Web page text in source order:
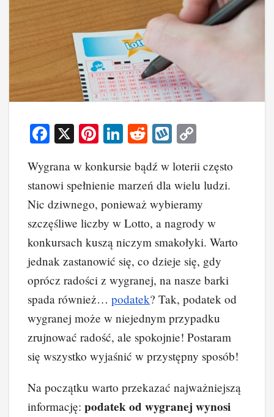
F
c
e
b
o
o
k
X
Pi
er
e
st
Li
k
e
dI
n
R
d
di
t
W
o
p
p
y
Li
n
k
Wygrana w konkursie bądź w loterii często
stanowi spełnienie marzeń dla wielu ludzi.
Nic dziwnego, ponieważ wybieramy
szczęśliwe liczby w Lotto, a nagrody w
konkursach kuszą niczym smakołyki. Warto
jednak zastanowić się, co dzieje się, gdy
oprócz radości z wygranej, na nasze barki
spada również… podatek? Tak, podatek od
wygranej może w niejednym przypadku
zrujnować radość, ale spokojnie! Postaram
się wszystko wyjaśnić w przystępny sposób!
Na początku warto przekazać najważniejszą
informację: podatek od wygranej wynosi